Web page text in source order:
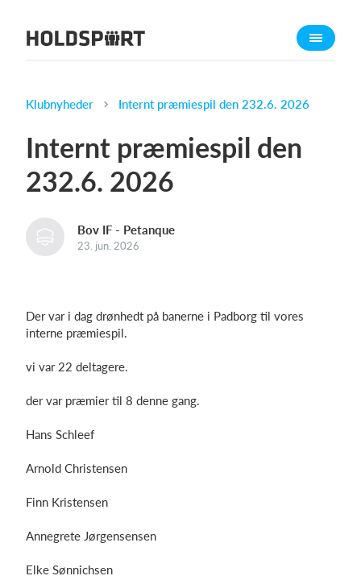
Om Holdsport
Presseomtale
Funktioner
Kontingentopkrævning
Billetsystem
Klubnyheder Internt præmiespil den 232.6. 2026
Internt præmiespil den
232.6. 2026
Bov IF - Petanque
23. jun. 2026
Der var i dag drønhedt på banerne i Padborg til vores
interne præmiespil.
vi var 22 deltagere.
der var præmier til 8 denne gang.
Hans Schleef
Arnold Christensen
Finn Kristensen
Annegrete Jørgensensen
Elke Sønnichsen